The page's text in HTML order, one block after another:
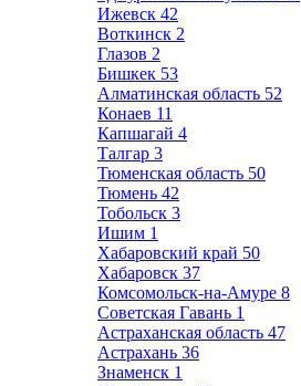
Ижевск 42
Воткинск 2
Глазов 2
Бишкек 53
Алматинская область 52
Конаев 11
Капшагай 4
Талгар 3
Тюменская область 50
Тюмень 42
Тобольск 3
Ишим 1
Хабаровский край 50
Хабаровск 37
Комсомольск-на-Амуре 8
Советская Гавань 1
Астраханская область 47
Астрахань 36
Знаменск 1